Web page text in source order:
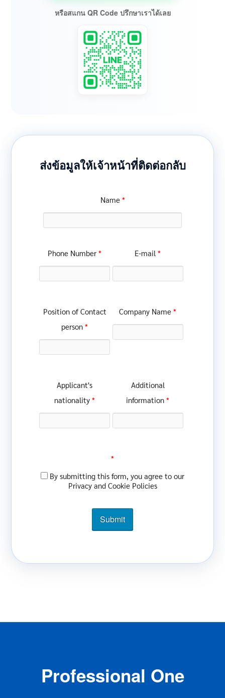
หรือสแกน QR Code ปรึกษาเราได้เลย
ส่งข้อมูลให้เจ้าหน้าที่ติดต่อกลับ
Name *
Phone Number* E-mail*
Position of Contact
person*
Company Name*
Applicant's
nationality*
Additional
information*
*
By submitting this form, you agree to our
Privacy and Cookie Policies
Professional One